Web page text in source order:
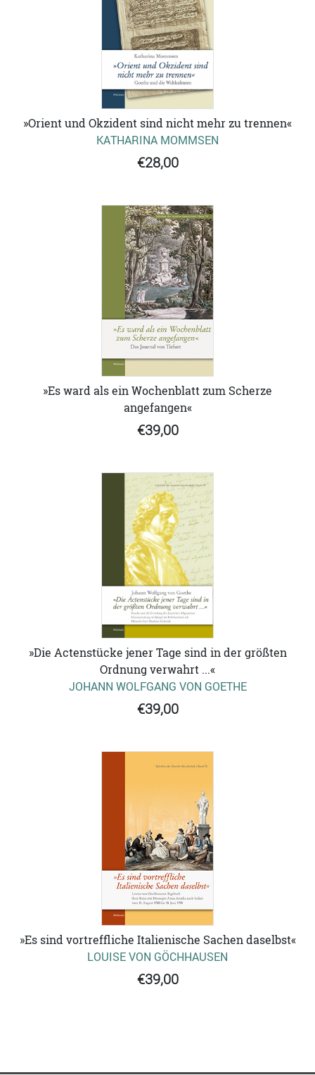
»Orient und Okzident sind nicht mehr zu trennen«
KATHARINA MOMMSEN
€28,00
»Es ward als ein Wochenblatt zum Scherze
angefangen«
€39,00
»Die Actenstücke jener Tage sind in der größten
Ordnung verwahrt ...«
JOHANN WOLFGANG VON GOETHE
€39,00
»Es sind vortreffliche Italienische Sachen daselbst«
LOUISE VON GÖCHHAUSEN
€39,00